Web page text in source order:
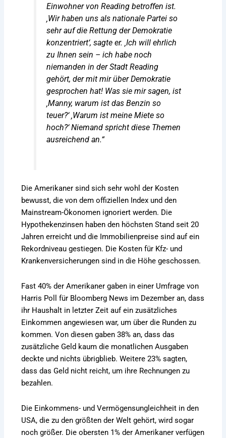
Einwohner von Reading betroffen ist.
‚Wir haben uns als nationale Partei so
sehr auf die Rettung der Demokratie
konzentriert‘, sagte er. ‚Ich will ehrlich
zu Ihnen sein – ich habe noch
niemanden in der Stadt Reading
gehört, der mit mir über Demokratie
gesprochen hat! Was sie mir sagen, ist
‚Manny, warum ist das Benzin so
teuer?‘ ‚Warum ist meine Miete so
hoch?‘ Niemand spricht diese Themen
ausreichend an.“
Die Amerikaner sind sich sehr wohl der Kosten
bewusst, die von dem offiziellen Index und den
Mainstream-Ökonomen ignoriert werden. Die
Hypothekenzinsen haben den höchsten Stand seit 20
Jahren erreicht und die Immobilienpreise sind auf ein
Rekordniveau gestiegen. Die Kosten für Kfz- und
Krankenversicherungen sind in die Höhe geschossen.
Fast 40% der Amerikaner gaben in einer Umfrage von
Harris Poll für Bloomberg News im Dezember an, dass
ihr Haushalt in letzter Zeit auf ein zusätzliches
Einkommen angewiesen war, um über die Runden zu
kommen. Von diesen gaben 38% an, dass das
zusätzliche Geld kaum die monatlichen Ausgaben
deckte und nichts übrigblieb. Weitere 23% sagten,
dass das Geld nicht reicht, um ihre Rechnungen zu
bezahlen.
Die Einkommens- und Vermögensungleichheit in den
USA, die zu den größten der Welt gehört, wird sogar
noch größer. Die obersten 1% der Amerikaner verfügen